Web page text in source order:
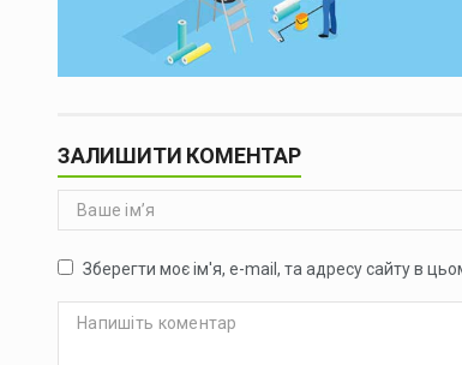
ЗАЛИШИТИ КОМЕНТАР
Зберегти моє ім'я, e-mail, та адресу сайту в